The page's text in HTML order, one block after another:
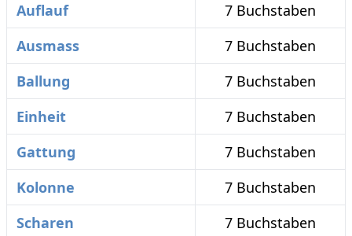
Auflauf
7 Buchstaben
Ausmass
7 Buchstaben
Ballung
7 Buchstaben
Einheit
7 Buchstaben
Gattung
7 Buchstaben
Kolonne
7 Buchstaben
Scharen
7 Buchstaben